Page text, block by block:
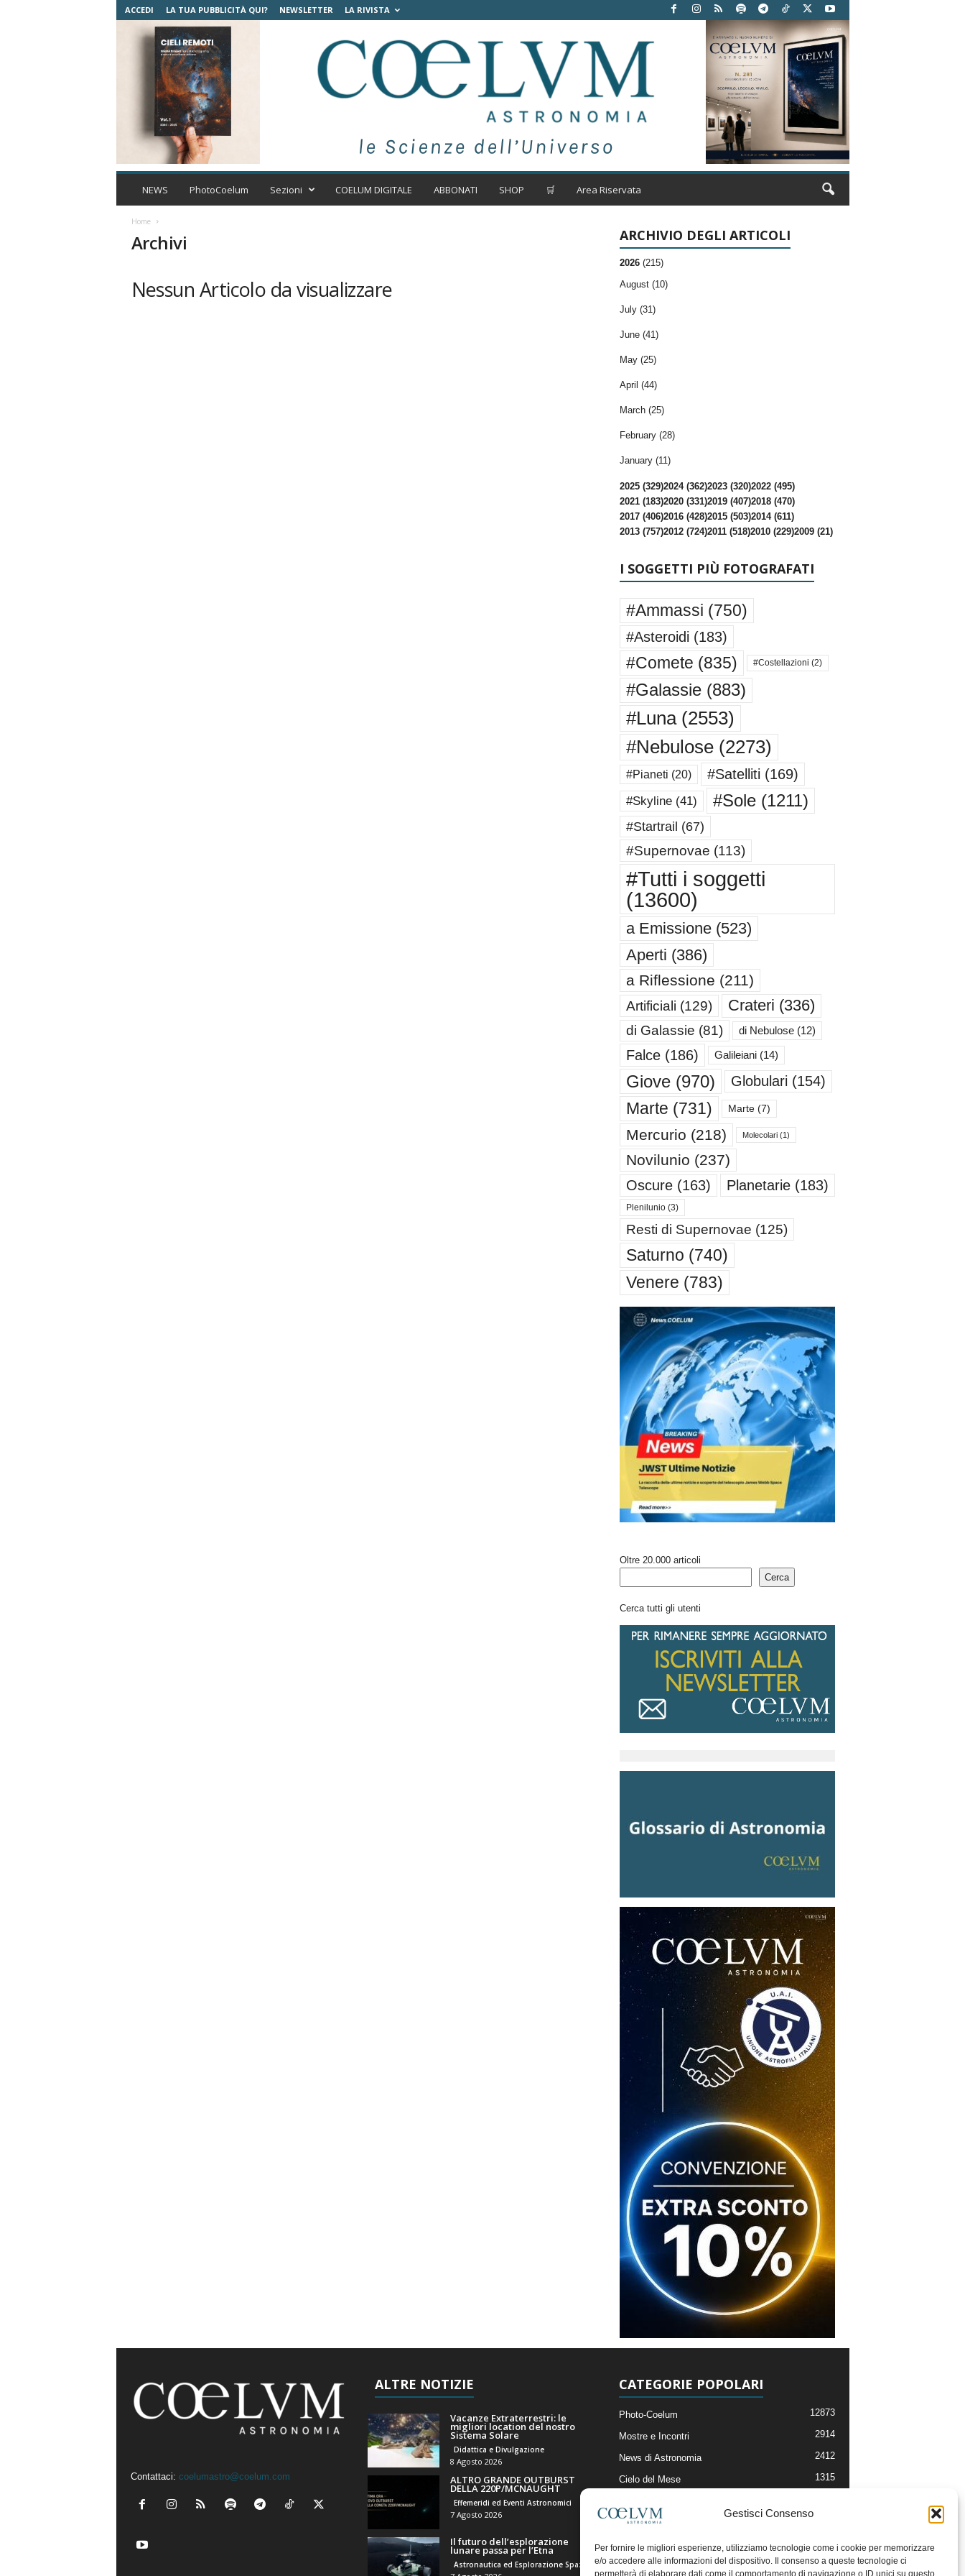
Gestisci Consenso
Per fornire le migliori esperienze, utilizziamo tecnologie come i cookie per memorizzare
e/o accedere alle informazioni del dispositivo. Il consenso a queste tecnologie ci
permetterà di elaborare dati come il comportamento di navigazione o ID unici su questo
ACCEDI LA TUA PUBBLICITÀ QUI? NEWSLETTER LA RIVISTA
C
t
NEWS PhotoCoelum Sezioni COELUM DIGITALE ABBONATI SHOP 🛒 Area Riservata
Home
Archivi
Nessun Articolo da visualizzare
ARCHIVIO DEGLI ARTICOLI
2026 (215)
August (10)
July (31)
June (41)
May (25)
April (44)
March (25)
February (28)
January (11)
2025 (329)2024 (362)2023 (320)2022 (495)
2021 (183)2020 (331)2019 (407)2018 (470)
2017 (406)2016 (428)2015 (503)2014 (611)
2013 (757)2012 (724)2011 (518)2010 (229)2009 (21)
I SOGGETTI PIÙ FOTOGRAFATI
#Ammassi (750)
#Asteroidi (183)
#Comete (835) #Costellazioni (2)
#Galassie(883)
#Luna(2553)
#Nebulose(2273)
#Pianeti (20) #Satelliti (169)
#Skyline(41) #Sole(1211)
#Startrail (67)
#Supernovae (113)
#Tutti i soggetti
(13600)
a Emissione(523)
Aperti (386)
a Riflessione (211)
Artificiali (129) Crateri (336)
di Galassie (81) di Nebulose(12)
Falce(186) Galileiani(14)
Giove(970) Globulari (154)
Marte (731) Marte(7)
Mercurio (218) Molecolari(1)
Novilunio (237)
Oscure(163) Planetarie(183)
Plenilunio(3)
Resti di Supernovae (125)
Saturno (740)
Venere (783)
Oltre 20.000 articoli
Cerca
Cerca tutti gli utenti
Contattaci: coelumastro@coelum.com
ALTRE NOTIZIE
Vacanze Extraterrestri: le
migliori location del nostro
Sistema Solare
Didattica e Divulgazione
8 Agosto 2026
ALTRO GRANDE OUTBURST
DELLA 220P/MCNAUGHT
Effemeridi ed Eventi Astronomici
7 Agosto 2026
Il futuro dell’esplorazione
lunare passa per l’Etna
CATEGORIE POPOLARI
Photo-Coelum 12873
Mostre e Incontri 2914
News di Astronomia 2412
Cielo del Mese 1315
Articoli e Risorse On-Line
Il Blog della Redazione